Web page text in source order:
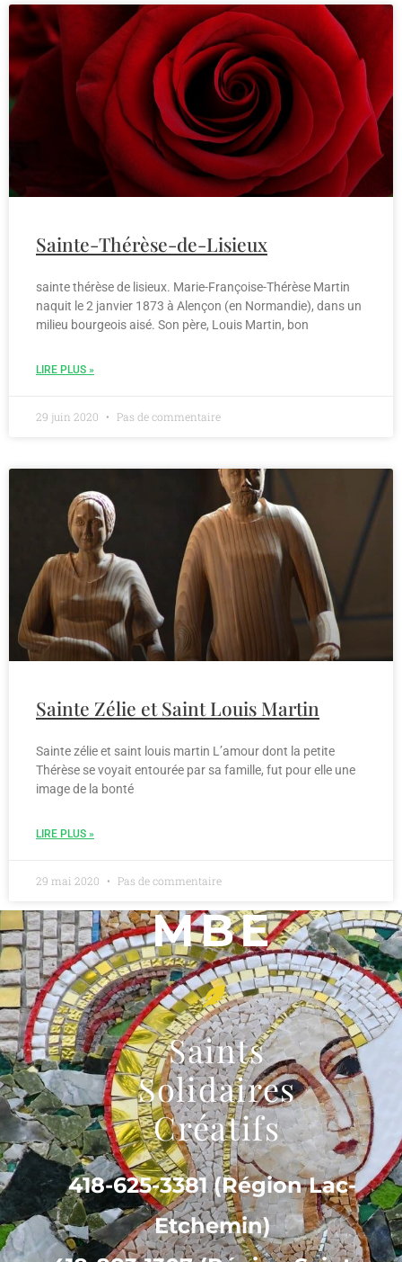
Sainte-Thérèse-de-Lisieux
sainte thérèse de lisieux. Marie-Françoise-Thérèse Martin
naquit le 2 janvier 1873 à Alençon (en Normandie), dans un
milieu bourgeois aisé. Son père, Louis Martin, bon
LIRE PLUS »
29 juin 2020 Pas de commentaire
Sainte Zélie et Saint Louis Martin
Sainte zélie et saint louis martin L’amour dont la petite
Thérèse se voyait entourée par sa famille, fut pour elle une
image de la bonté
LIRE PLUS »
29 mai 2020 Pas de commentaire
MBE
Saints
Solidaires
Créatifs
418-625-3381 (Région Lac-
Etchemin)